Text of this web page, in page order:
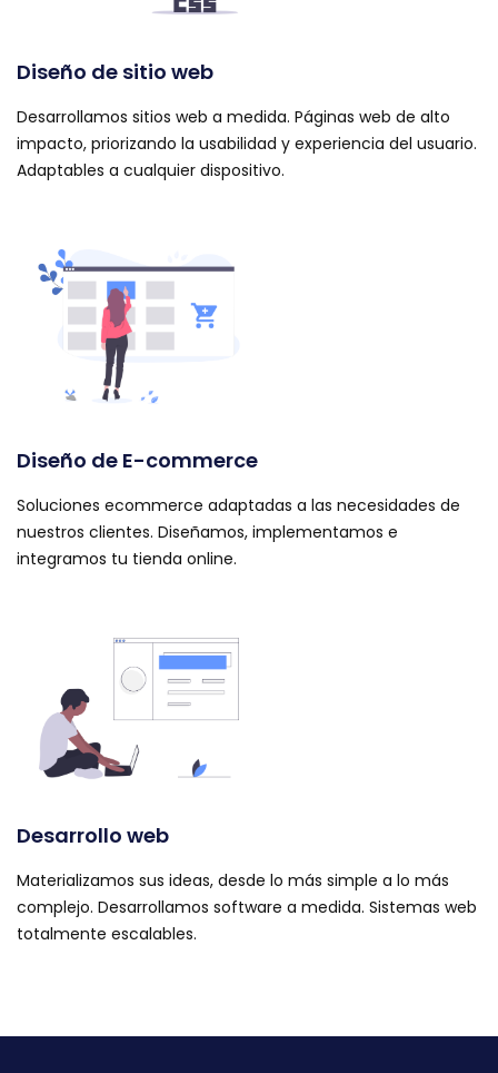
Diseño de sitio web
Desarrollamos sitios web a medida. Páginas web de alto
impacto, priorizando la usabilidad y experiencia del usuario.
Adaptables a cualquier dispositivo.
Diseño de E-commerce
Soluciones ecommerce adaptadas a las necesidades de
nuestros clientes. Diseñamos, implementamos e
integramos tu tienda online.
Desarrollo web
Materializamos sus ideas, desde lo más simple a lo más
complejo. Desarrollamos software a medida. Sistemas web
totalmente escalables.